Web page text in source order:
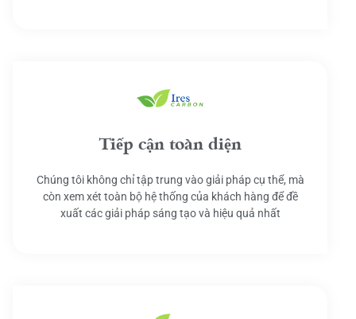
Tiếp cận toàn diện
Chúng tôi không chỉ tập trung vào giải pháp cụ thể, mà
còn xem xét toàn bộ hệ thống của khách hàng để đề
xuất các giải pháp sáng tạo và hiệu quả nhất